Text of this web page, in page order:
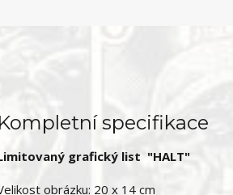
Kompletní specifikace
grafický list "HALT"
obrázku: 20 x 14 cm